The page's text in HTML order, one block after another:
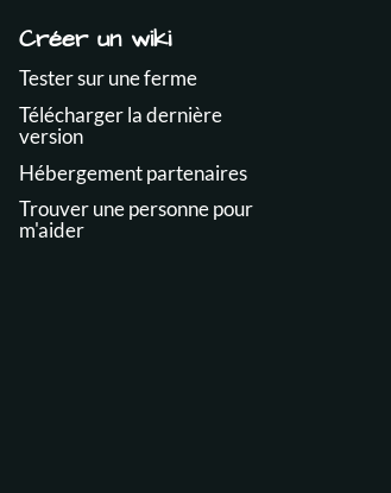
Créer un wiki
Tester sur une ferme
Télécharger la dernière
version
Hébergement partenaires
Trouver une personne pour
m'aider